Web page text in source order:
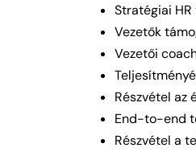
Stratégiai
Vezetők
Vezetői
Részvétel az
End-to-end
Részvétel a